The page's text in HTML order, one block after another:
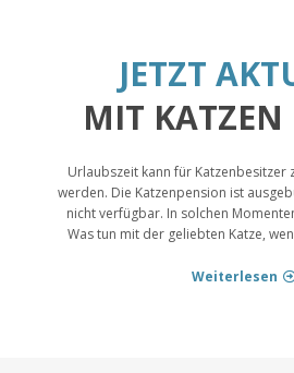
JETZT
MIT KATZEN
Urlaubszeit kann für
werden. Die Katzenpension ist
nicht verfügbar. In solchen
Was tun mit der geliebten Katze,
Weiterlesen